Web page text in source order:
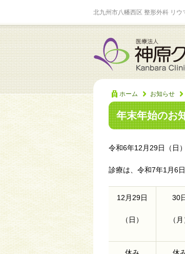
北九州市八幡西区 整形外科 リ
ホーム お知らせ
年末年始のお
令和6年12月29日（日
診療は、令和7年1月6
12月29日
（日）
30
（月